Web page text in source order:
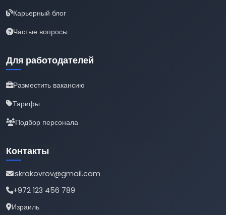
Карьерный блог
Частые вопросы
Для работодателей
Разместить вакансию
Тарифы
Подбор персонала
Контакты
iskrakovrov@gmail.com
+972 123 456 789
Израиль